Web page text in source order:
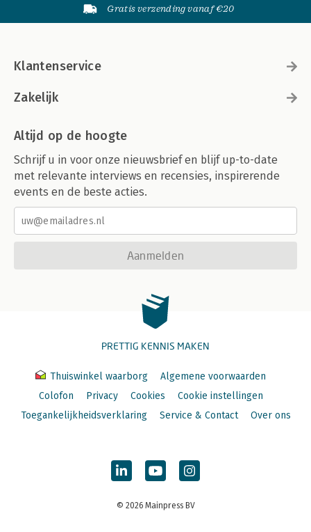
Gratis verzending vanaf €20
Klantenservice
Zakelijk
Altijd op de hoogte
Schrijf u in voor onze nieuwsbrief en blijf up-to-date
met relevante interviews en recensies, inspirerende
events en de beste acties.
Aanmelden
PRETTIG KENNIS MAKEN
Thuiswinkel waarborg
Algemene voorwaarden
Colofon
Privacy Cookies
Cookie instellingen
Toegankelijkheidsverklaring
Service & Contact Over ons
© 2026 Mainpress BV